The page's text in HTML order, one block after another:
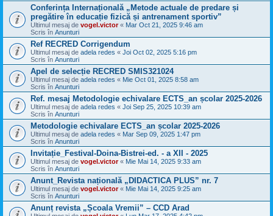
Conferința Internațională „Metode actuale de predare și
pregătire în educație fizică și antrenament sportiv”
Ultimul mesaj de vogel.victor« Mar Oct 21, 2025 9:46 am
Scris în Anunturi
Ref RECRED Corrigendum
Ultimul mesaj de adela redes « Joi Oct 02, 2025 5:16 pm
Scris în Anunturi
Apel de selecție RECRED SMIS321024
Ultimul mesaj de adela redes « Mie Oct 01, 2025 8:58 am
Scris în Anunturi
Ref. mesaj Metodologie echivalare ECTS_an școlar 2025-2026
Ultimul mesaj de adela redes « Joi Sep 25, 2025 10:39 am
Scris în Anunturi
Metodologie echivalare ECTS_an școlar 2025-2026
Ultimul mesaj de adela redes « Mar Sep 09, 2025 1:47 pm
Scris în Anunturi
Invitație_Festival-Doina-Bistrei-ed. - a XII - 2025
Ultimul mesaj de vogel.victor« Mie Mai 14, 2025 9:33 am
Scris în Anunturi
Anunt_Revista națională „DIDACTICA PLUS” nr. 7
Ultimul mesaj de vogel.victor« Mie Mai 14, 2025 9:25 am
Scris în Anunturi
Anunț revista „Școala Vremii” – CCD Arad